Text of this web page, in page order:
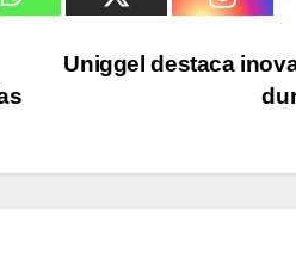
Uniggel destaca